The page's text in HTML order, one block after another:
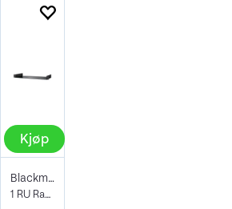
Kjøp
Blackmagic Universal Rack Shelf
1 RU Rackhylle dyp